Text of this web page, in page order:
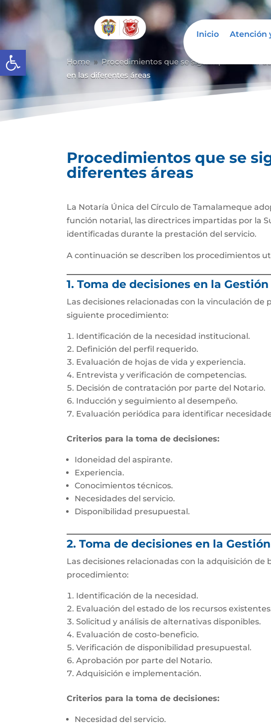
Abrir barra de herramientas
Inicio Atención
Home 9 Procedimientos que se siguen para tomar
en las diferentes áreas
Procedimientos que se
diferentes áreas
La Notaría Única del Círculo de Tamalameque
función notarial, las directrices impartidas por la
identificadas durante la prestación del servicio.
A continuación se describen los procedimientos
1. Toma de decisiones en la
Las decisiones relacionadas con la vinculación
siguiente procedimiento:
Identificación de la necesidad institucional.
Definición del perfil requerido.
Evaluación de hojas de vida y experiencia.
Entrevista y verificación de competencias.
Decisión de contratación por parte del Notario.
Inducción y seguimiento al desempeño.
Evaluación periódica para identificar
Criterios para la toma de decisiones:
Idoneidad del aspirante.
Experiencia.
Conocimientos técnicos.
Necesidades del servicio.
Disponibilidad presupuestal.
2. Toma de decisiones en la
Las decisiones relacionadas con la adquisición
procedimiento:
Identificación de la necesidad.
Evaluación del estado de los recursos
Solicitud y análisis de alternativas disponibles.
Evaluación de costo-beneficio.
Verificación de disponibilidad presupuestal.
Aprobación por parte del Notario.
Adquisición e implementación.
Criterios para la toma de decisiones:
Necesidad del servicio.